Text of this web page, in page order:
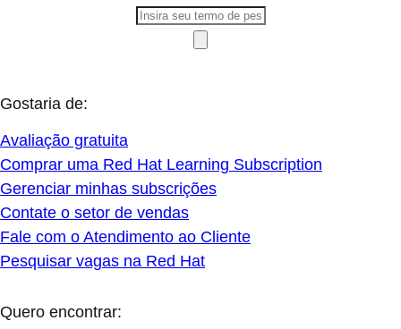
Gostaria de:
Avaliação gratuita
Comprar uma Red Hat Learning Subscription
Gerenciar minhas subscrições
Contate o setor de vendas
Fale com o Atendimento ao Cliente
Pesquisar vagas na Red Hat
Quero encontrar: